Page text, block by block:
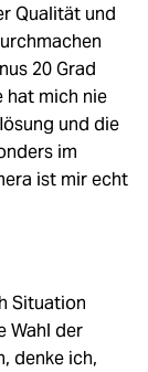
Qualität und
20 Grad
hat mich nie
und die
im
ist mir echt
Situation
Wahl der
denke ich,